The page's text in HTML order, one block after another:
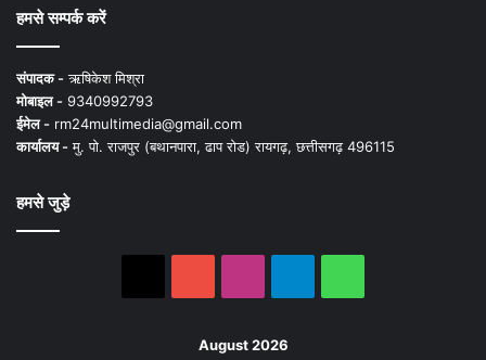
हमसे सम्पर्क करें
संपादक -ऋषिकेश मिश्रा
मोबाइल - 9340992793
ईमेल - rm24multimedia@gmail.com
कार्यालय -मु. पो. राजपुर (बथानपारा, ढाप रोड) रायगढ़, छत्तीसगढ़ 496115
हमसे जुड़े
August 2026